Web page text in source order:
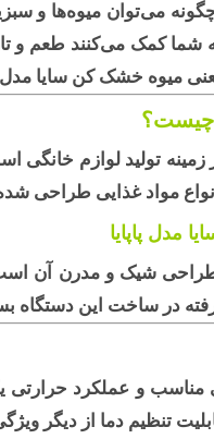
چگونه می‌توان میوه‌ها
شما کمک می‌کنند طعم و
میوه خشک کن سایا مدل
چیست؟
زمینه تولید لوازم
مواد غذایی طراحی
پاپایا
طراحی شیک و مدرن آن
در ساخت این دستگاه
مناسب و عملکرد حرارتی
تنظیم دما از دیگر